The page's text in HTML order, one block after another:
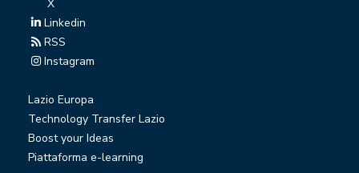
X
Linkedin
RSS
Instagram
Lazio Europa
Technology Transfer Lazio
Boost your Ideas
Piattaforma e-learning